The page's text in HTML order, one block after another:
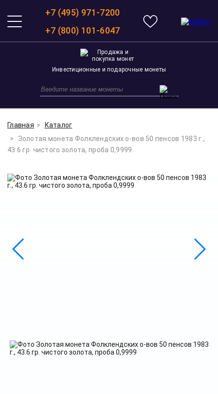
+7 (495) 971-7200
+7 (800) 101-6047
Инвестиционные и подарочные монеты
Главная
Каталог
Золотая монета Фолклендских о-вов 50 пенсов 1983 г.,
43.6 гр. чистого золота, проба 0,9999